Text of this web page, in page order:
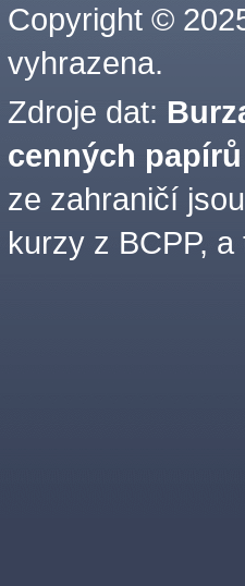
Copyright ©
vyhrazena.
Zdroje dat:
cenných papírů
ze zahraničí
kurzy z BCPP, a